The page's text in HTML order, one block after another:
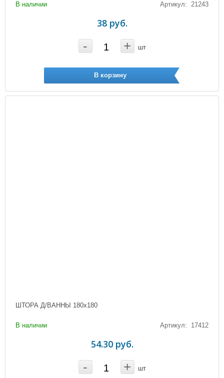
В наличии Артикул: 21243
38 руб.
- + шт
В корзину
ШТОРА Д/ВАННЫ 180х180
В наличии Артикул: 17412
54.30 руб.
- + шт